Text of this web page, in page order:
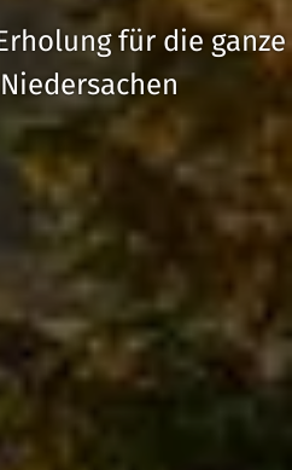
für die ganze